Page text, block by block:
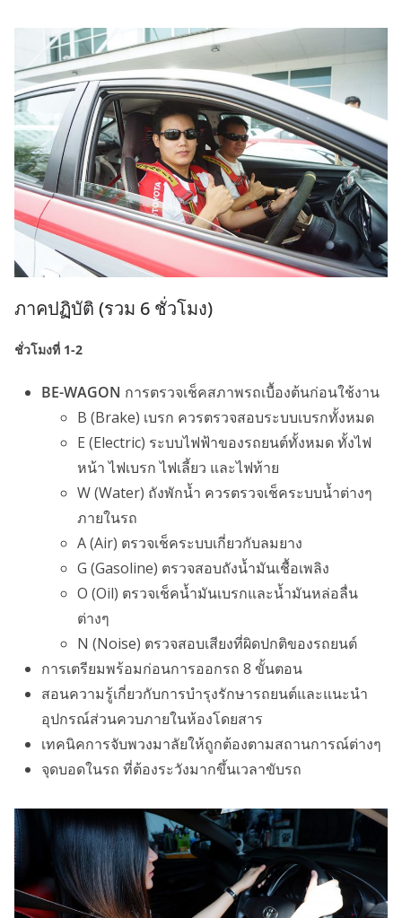
ภาคปฏิบัติ (รวม 6 ชั่วโมง)
ชั่วโมงที่ 1-2
BE-WAGON การตรวจเช็คสภาพรถเบื้องต้นก่อนใช้งาน
B (Brake) เบรก ควรตรวจสอบระบบเบรกทั้งหมด
E (Electric) ระบบไฟฟ้าของรถยนต์ทั้งหมด ทั้งไฟ
หน้า ไฟเบรก ไฟเลี้ยว และไฟท้าย
W (Water) ถังพักน้ำ ควรตรวจเช็คระบบน้ำต่างๆ
ภายในรถ
A (Air) ตรวจเช็คระบบเกี่ยวกับลมยาง
G (Gasoline) ตรวจสอบถังน้ำมันเชื้อเพลิง
O (Oil) ตรวจเช็คน้ำมันเบรกและน้ำมันหล่อลื่น
ต่างๆ
N (Noise) ตรวจสอบเสียงที่ผิดปกติของรถยนต์
การเตรียมพร้อมก่อนการออกรถ 8 ขั้นตอน
สอนความรู้เกี่ยวกับการบำรุงรักษารถยนต์และแนะนำ
อุปกรณ์ส่วนควบภายในห้องโดยสาร
เทคนิคการจับพวงมาลัยให้ถูกต้องตามสถานการณ์ต่างๆ
จุดบอดในรถ ที่ต้องระวังมากขึ้นเวลาขับรถ